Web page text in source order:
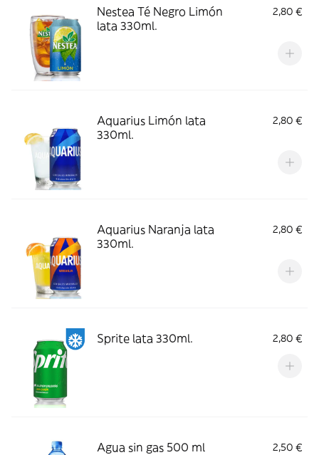
Nestea Té Negro Limón
lata 330ml.
2,80 €
Aquarius Limón lata
330ml.
2,80 €
Aquarius Naranja lata
330ml.
2,80 €
Sprite lata 330ml. 2,80 €
Agua sin gas 500 ml 2,50 €